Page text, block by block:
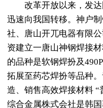
改革开放以来，发达
迅速向我国转移。神户
社、唐山开兀电器有限
资建立一唐山神钢焊接
的品种是软钢焊扮及
拓展至药芯焊扮等品种
造、销售高效焊接材料
综合金属株式会社是韩